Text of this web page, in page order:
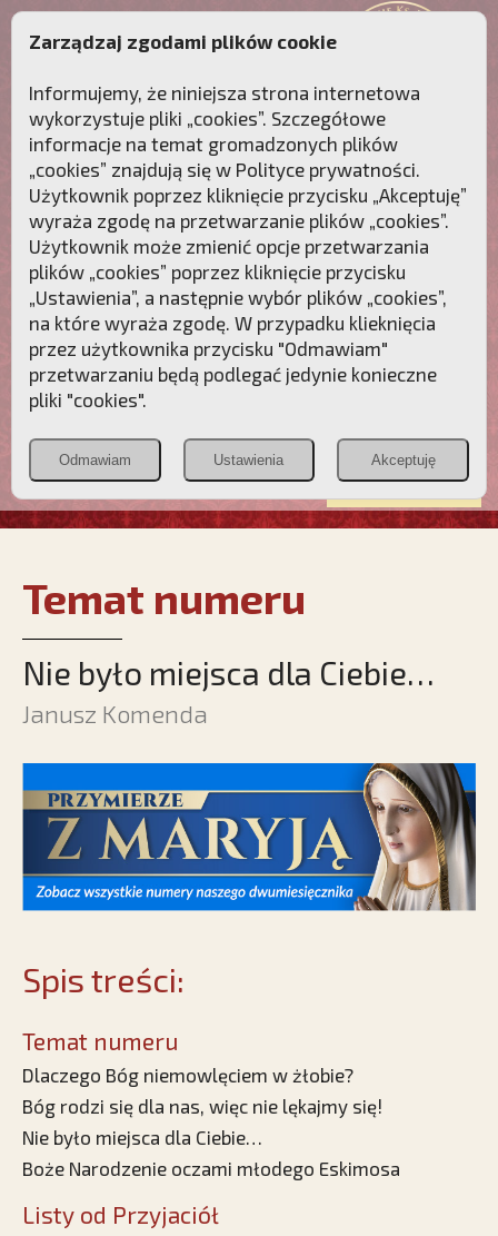
Przebudźmy sumienia Polaków!
Polonia
Christiana
PCh24.pl
Przymierze
POZNAJ APOSTOLAT FATIMY WESPRZYJ
NAS
Temat numeru
Nie było miejsca dla Ciebie…
Janusz Komenda
Spis treści:
Temat numeru
Dlaczego Bóg niemowlęciem w żłobie?
Bóg rodzi się dla nas, więc nie lękajmy się!
Nie było miejsca dla Ciebie…
Boże Narodzenie oczami młodego Eskimosa
Listy od Przyjaciół
Zarządzaj zgodami plików cookie
Informujemy, że niniejsza strona internetowa
wykorzystuje pliki „cookies”. Szczegółowe
informacje na temat gromadzonych plików
„cookies” znajdują się w Polityce prywatności.
Użytkownik poprzez kliknięcie przycisku „Akceptuję”
wyraża zgodę na przetwarzanie plików „cookies”.
Użytkownik może zmienić opcje przetwarzania
plików „cookies” poprzez kliknięcie przycisku
„Ustawienia”, a następnie wybór plików „cookies”,
na które wyraża zgodę. W przypadku klieknięcia
przez użytkownika przycisku "Odmawiam"
przetwarzaniu będą podlegać jedynie konieczne
pliki "cookies".
Odmawiam Ustawienia Akceptuję